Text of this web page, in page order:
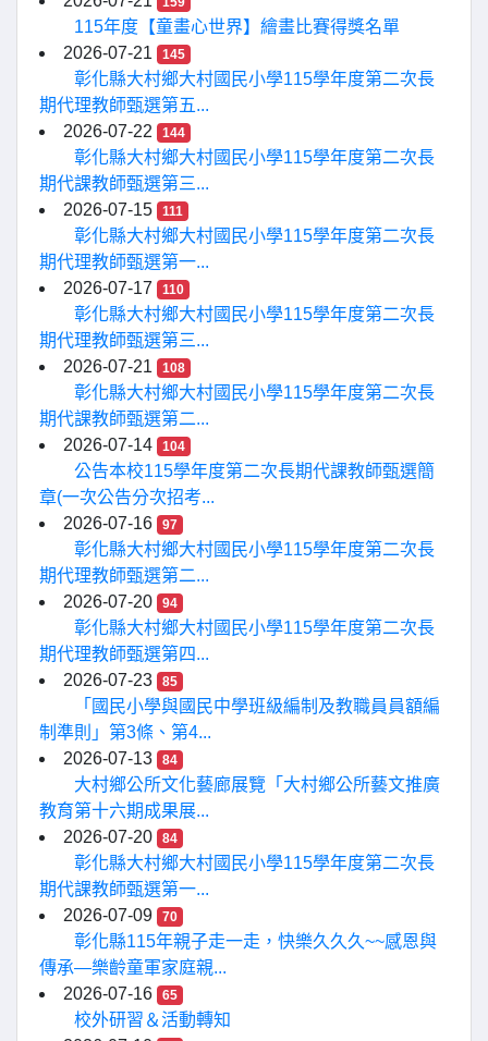
115年度【童畫心世界】繪畫比賽得獎名單
2026-07-21
145
彰化縣大村鄉大村國民小學115學年度第二次長
期代理教師甄選第五...
2026-07-22
144
彰化縣大村鄉大村國民小學115學年度第二次長
期代課教師甄選第三...
2026-07-15
111
彰化縣大村鄉大村國民小學115學年度第二次長
期代理教師甄選第一...
2026-07-17
110
彰化縣大村鄉大村國民小學115學年度第二次長
期代理教師甄選第三...
2026-07-21
108
彰化縣大村鄉大村國民小學115學年度第二次長
期代課教師甄選第二...
2026-07-14
104
公告本校115學年度第二次長期代課教師甄選簡
章(一次公告分次招考...
2026-07-16
97
彰化縣大村鄉大村國民小學115學年度第二次長
期代理教師甄選第二...
2026-07-20
94
彰化縣大村鄉大村國民小學115學年度第二次長
期代理教師甄選第四...
2026-07-23
85
「國民小學與國民中學班級編制及教職員員額編
制準則」第3條、第4...
2026-07-13
84
大村鄉公所文化藝廊展覽「大村鄉公所藝文推廣
教育第十六期成果展...
2026-07-20
84
彰化縣大村鄉大村國民小學115學年度第二次長
期代課教師甄選第一...
2026-07-09
70
彰化縣115年親子走一走，快樂久久久~~感恩與
傳承—樂齡童軍家庭親...
2026-07-16
65
校外研習＆活動轉知